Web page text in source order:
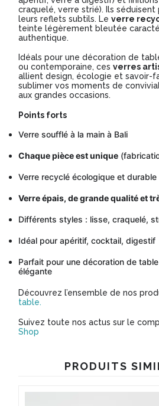
craquelé, verre strié). Ils
leurs reflets subtils. Leverre
teinte légèrement bleutée
authentique.
Idéals pour une décoration de
ou contemporaine, cesverres
allient design, écologie et savoir-
sublimer vos moments de
aux grandes occasions.
Points forts
Verre soufflé à la main à Bali
Chaque pièce est unique
Verre recyclé écologique et durable
Verre épais, de grande qualité et
Différents styles : lisse, craquelé,
Idéal pour apéritif, cocktail, digestif
Parfait pour une décoration de
élégante
Découvrez l’ensemble de nos
table.
Suivez toute nos actus sur le
Shop
PRODUITS